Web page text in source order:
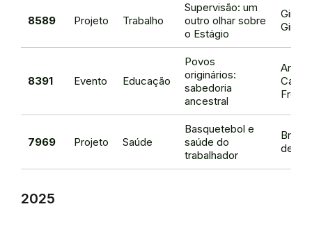
8589 Projeto Trabalho
Supervisão: um
outro olhar sobre
o Estágio
Gina
Girao
8391 Evento Educação
Povos
originários:
sabedoria
ancestral
Ana
7969 Projeto Saúde
Basquetebol e
saúde do
trabalhador
de
2025